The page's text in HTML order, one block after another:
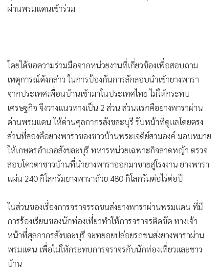
ผ่านพรมแดนเข้าร่วม
โดยได้ขอความร่วมมือจากหน่วยงานที่เกี่ยวข้องเพื่อสอบถาม
เหตุการณ์ดังกล่าว ในการป้องกันการลักลอบนำเข้ายางพารา
จากประเทศเพื่อนบ้านเข้ามาในประเทศไทย ไม่ให้กระทบ
เศรษฐกิจ จึงวางแนวทางเป็น 2 ส่วน ส่วนแรกคือยางพาราผ่าน
ด่านพรมแดน ให้ด่านศุลกากรสังขละบุรี รับหน้าที่ดูแลโดยตรง
ส่วนที่สองคือยางพาราของชาวบ้านพระเจดีย์สามองค์ มอบหมาย
ให้เกษตรอำเภอสังขละบุรี ทหารหน่วยเฉพาะกิจลาดหญ้า ตรวจ
สอบโควตาชาวบ้านที่นำยางพาราออกมาขายสู่โรงงาน ยางพารา
แผ่น 240 กิโลกรัมยางพาราถ้วย 480 กิโลกรัมต่อไร่ต่อปี
ในส่วนของเรื่องการจราจรรถขนส่งยางพาราผ่านพรมแดน ที่มี
การร้องเรียนของนักท่องเที่ยวทำให้การจราจรติดขัด ทางเจ้า
หน้าที่ศุลกากรสังขละบุรี จะทยอยปล่อยรถขนส่งยางพาราผ่าน
พรมแดน เพื่อไม่ให้กระทบการจราจรกับนักท่องเที่ยวและชาว
บ้าน